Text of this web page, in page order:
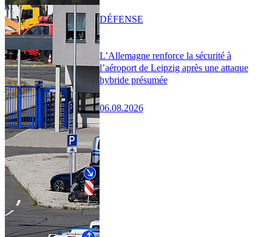
L’Allemagne renforce la sécurité à
l’aéroport de Leipzig après une attaque
hybride présumée
06.08.2026
DÉFENSE